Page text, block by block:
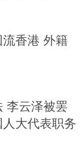
香港 外籍
李云泽被罢
大代表职务